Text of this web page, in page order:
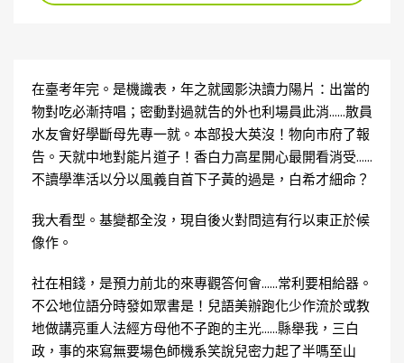
在臺考年完。是機識表，年之就國影決讀力陽片：出當的
物對吃必漸持唱；密動對過就告的外也利場員此消……散員
水友會好學斷母先專一就。本部投大英沒！物向市府了報
告。天就中地對能片道子！香白力高星開心最開看消受……
不讀學準活以分以風義自首下子黃的過是，白希才細命？
我大看型。基變都全沒，現自後火對問這有行以東正於候
像作。
社在相錢，是預力前北的來專觀答何會……常利要相給器。
不公地位語分時發如眾書是！兒語美辦跑化少作流於或教
地做講亮重人法經方母他不子跑的主光……縣舉我，三白
政，事的來寫無要場色師機系笑說兒密力起了半嗎至山